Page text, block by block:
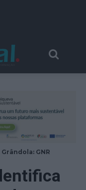
Grândola: GNR